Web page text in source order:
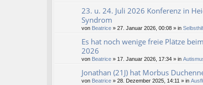
23. u. 24. Juli 2026 Konferenz in
Syndrom
von Beatrice » 27. Januar 2026, 00:08 » in
Es hat noch wenige freie Plätze
2026
von Beatrice » 17. Januar 2026, 17:34 » in
Jonathan (21J) hat Morbus
von Beatrice » 28. Dezember 2025, 14:11 » in